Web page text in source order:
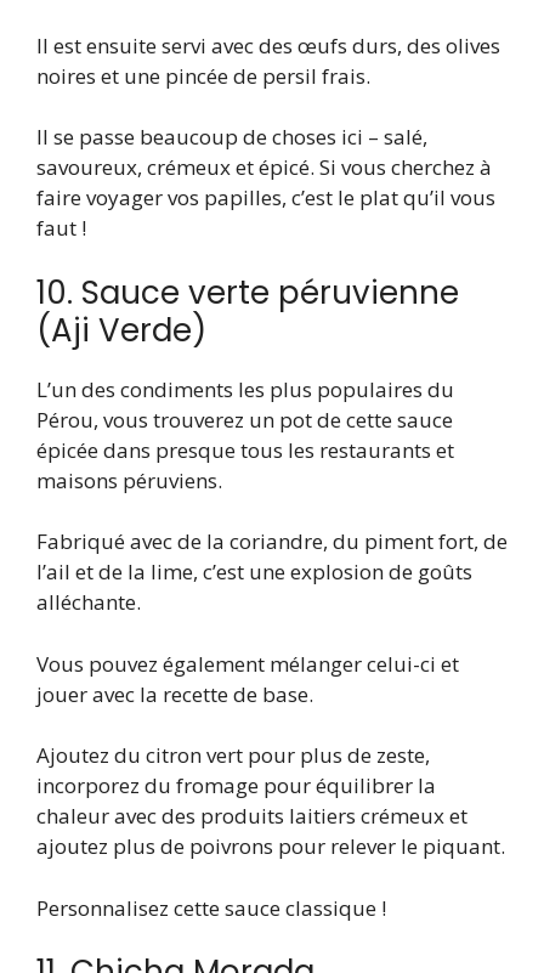
Il est ensuite servi avec des œufs durs, des olives
noires et une pincée de persil frais.
Il se passe beaucoup de choses ici – salé,
savoureux, crémeux et épicé. Si vous cherchez à
faire voyager vos papilles, c’est le plat qu’il vous
faut !
10. Sauce verte péruvienne
(Aji Verde)
L’un des condiments les plus populaires du
Pérou, vous trouverez un pot de cette sauce
épicée dans presque tous les restaurants et
maisons péruviens.
Fabriqué avec de la coriandre, du piment fort, de
l’ail et de la lime, c’est une explosion de goûts
alléchante.
Vous pouvez également mélanger celui-ci et
jouer avec la recette de base.
Ajoutez du citron vert pour plus de zeste,
incorporez du fromage pour équilibrer la
chaleur avec des produits laitiers crémeux et
ajoutez plus de poivrons pour relever le piquant.
Personnalisez cette sauce classique !